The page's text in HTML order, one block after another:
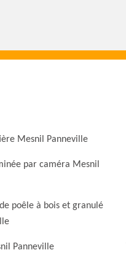
Mesnil Panneville
par caméra Mesnil
poêle à bois et granulé
Panneville